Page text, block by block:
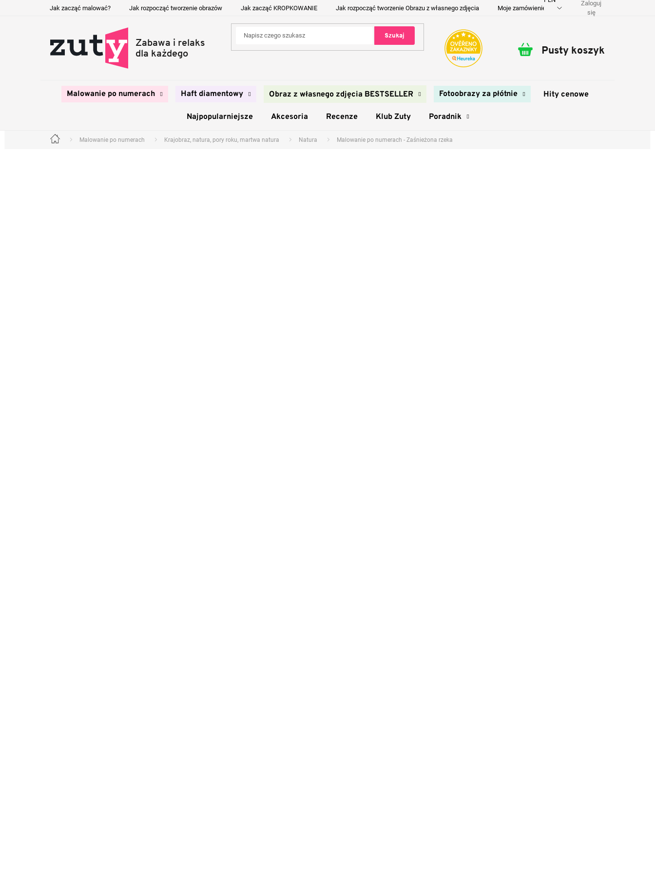
Jak zacząć malować? Jak rozpocząć tworzenie obrazów Jak zacząć KROPKOWANIE Jak rozpocząć tworzenie Obrazu z własnego zdjęcia Moje zamówienie Dostawa i płatność
Zaloguj
się
Szukaj
Koszyk
Pusty koszyk
Malowanie po numerach Haft diamentowy Obraz z własnego zdjęcia BESTSELLER Fotoobrazy za płótnie Hity cenowe
Najpopularniejsze Akcesoria Recenze Klub Zuty Poradnik
Home Malowanie po numerach Krajobraz, natura, pory roku, martwa natura Natura Malowanie po numerach - Zaśnieżona rzeka